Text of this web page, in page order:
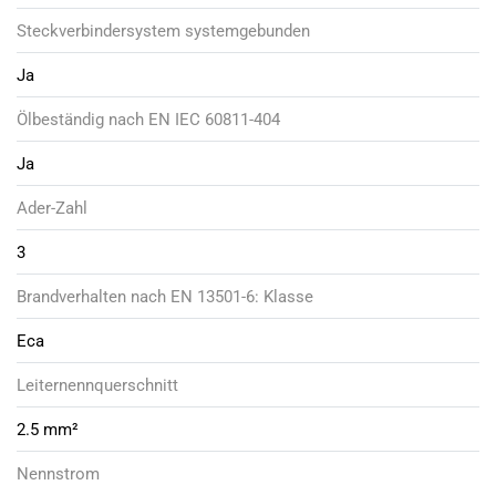
Steckverbindersystem systemgebunden
Ja
Ölbeständig nach EN IEC 60811-404
Ja
Ader-Zahl
3
Brandverhalten nach EN 13501-6: Klasse
Eca
Leiternennquerschnitt
2.5 mm²
Nennstrom